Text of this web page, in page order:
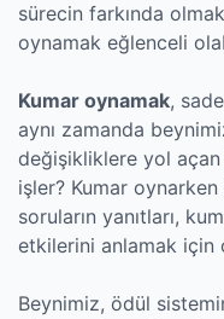
sürecin farkında olmak
oynamak eğlenceli
Kumar oynamak,
aynı zamanda
değişikliklere yol açan
işler? Kumar
soruların yanıtları,
etkilerini anlamak için
Beynimiz, ödül